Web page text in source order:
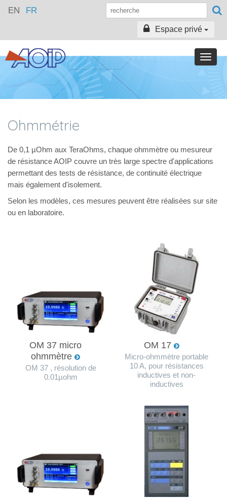
EN FR
Espace privé
Toggle
Ohmmétrie
De 0,1 µOhm aux TeraOhms, chaque ohmmètre ou mesureur
de résistance AOIP couvre un très large spectre d'applications
permettant des tests de résistance, de continuité électrique
mais également d'isolement.
Selon les modèles, ces mesures peuvent être réalisées sur site
ou en laboratoire.
OM 37 micro
ohmmètre
OM 37 , résolution de
0.01µohm
OM 17
Micro-ohmmètre portable
10 A, pour résistances
inductives et non-
inductives